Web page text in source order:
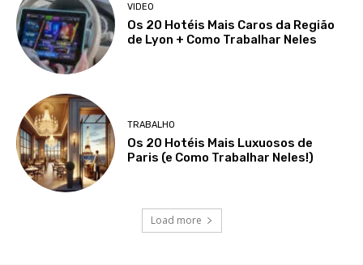
VIDEO
Os 20 Hotéis Mais Caros da Região
de Lyon + Como Trabalhar Neles
TRABALHO
Os 20 Hotéis Mais Luxuosos de
Paris (e Como Trabalhar Neles!)
Load more